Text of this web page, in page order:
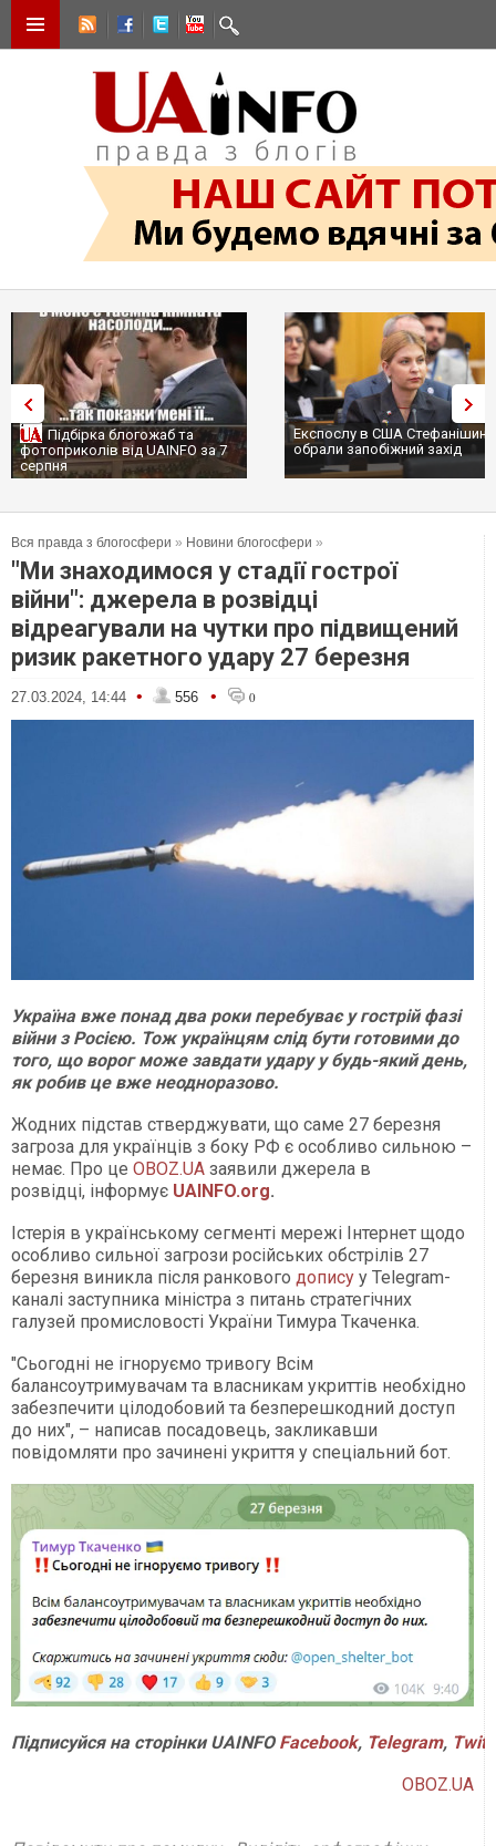
Підбірка блогожаб та
фотоприколів від UAINFO за 7
серпня
Експослу в США
обрали запобіжний захід
Вся правда з блогосфери » Новини блогосфери »
"Ми знаходимося у стадії гострої
війни": джерела в розвідці
відреагували на чутки про підвищений
ризик ракетного удару 27 березня
27.03.2024, 14:44 • 556 • 0
Україна вже понад два роки перебуває у гострій фазі
війни з Росією. Тож українцям слід бути готовими до
того, що ворог може завдати удару у будь-який день,
як робив це вже неодноразово.
Жодних підстав стверджувати, що саме 27 березня
загроза для українців з боку РФ є особливо сильною –
немає. Про це OBOZ.UA заявили джерела в
розвідці, інформує UAINFO.org.
Істерія в українському сегменті мережі Інтернет щодо
особливо сильної загрози російських обстрілів 27
березня виникла після ранкового допису у Telegram-
каналі заступника міністра з питань стратегічних
галузей промисловості України Тимура Ткаченка.
"Сьогодні не ігноруємо тривогу Всім
балансоутримувачам та власникам укриттів необхідно
забезпечити цілодобовий та безперешкодний доступ
до них", – написав посадовець, закликавши
повідомляти про зачинені укриття у спеціальний бот.
Підписуйся на сторінки UAINFO Facebook, Telegram,
OBOZ.UA